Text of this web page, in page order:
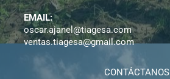
EMAIL:
oscar.ajanel@tiagesa.com
ventas.tiagesa@gmail.com
CONTÁCTANOS